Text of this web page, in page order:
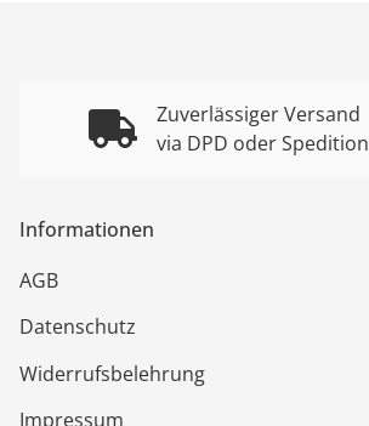
Zuverlässiger Versand
via DPD oder Spedition
Informationen
AGB
Datenschutz
Widerrufsbelehrung
Impressum